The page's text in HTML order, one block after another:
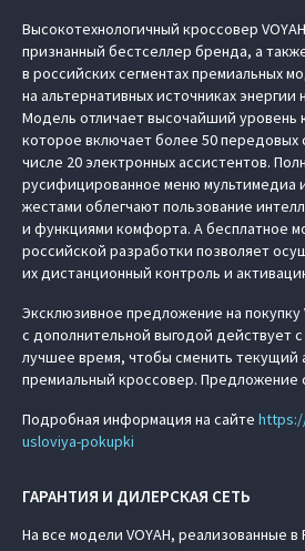
Высокотехнологичный кроссовер
признанный бестселлер бренда, а
в российских сегментах премиальных
на альтернативных источниках энергии
Модель отличает высочайший
которое включает более 50 передовых
числе 20 электронных ассистентов.
русифицированное меню мультимедиа
жестами облегчают пользование
и функциями комфорта. А бесплатное
российской разработки позволяет
их дистанционный контроль и
Эксклюзивное предложение на покупку
с дополнительной выгодой действует с
лучшее время, чтобы сменить текущий
премиальный кроссовер. Предложение
Подробная информация на сайте
usloviya-pokupki
ГАРАНТИЯ И ДИЛЕРСКАЯ СЕТЬ
На все модели VOYAH, реализованные